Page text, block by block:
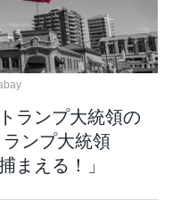
ランプ大統領の
ランプ大統領
まえる！」